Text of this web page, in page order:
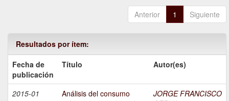
Anterior 1 Siguiente
Resultados por ítem:
Fecha de
publicación
Título Autor(es)
2015-01
Análisis del consumo
JORGE FRANCISCO